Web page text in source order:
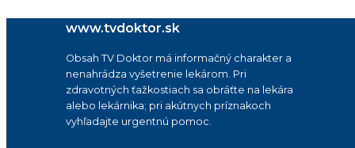
www.tvdoktor.sk
Obsah TV Doktor má informačný charakter a
nenahrádza vyšetrenie lekárom. Pri
zdravotných ťažkostiach sa obráťte na lekára
alebo lekárnika; pri akútnych príznakoch
vyhľadajte urgentnú pomoc.